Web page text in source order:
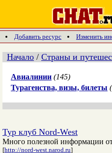
Добавить ресурс Изменить
Начало / Страны и
Авиалинии (145)
Турагенства, визы, билеты
Тур клуб Nord-West
Много полезной информации
[http://nord-west.narod.ru]